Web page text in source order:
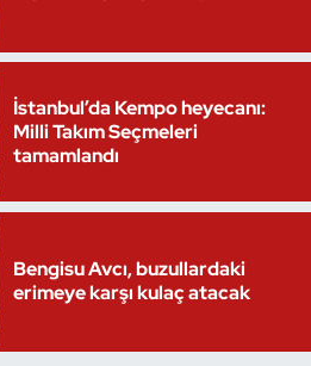
İstanbul’da Kempo heyecanı:
Milli Takım Seçmeleri
tamamlandı
Bengisu Avcı, buzullardaki
erimeye karşı kulaç atacak
Fitness